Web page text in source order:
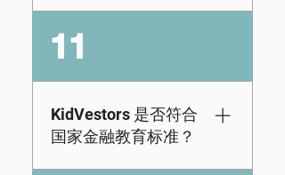
答了你的问题吗？如
果没有，请在此处安
排与我们的团队通
话。
的标准。但我们不止
于此——我们还包括
股票市场投资、房地
产投资和创业方面的
课程。查看演示 查看
功能尝试一下
The number of
lessons and level of
students can
complete a lesson in
11
KidVestors 是否符合
国家金融教育标准？